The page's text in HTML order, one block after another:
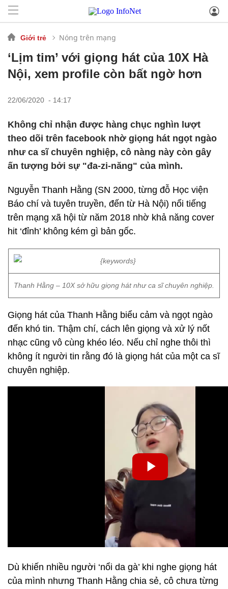
Giới trẻ Nóng trên mạng
‘Lịm tim’ với giọng hát của 10X Hà
Nội, xem profile còn bất ngờ hơn
22/06/2020 - 14:17
Không chỉ nhận được hàng chục nghìn lượt
theo dõi trên facebook nhờ giọng hát ngọt ngào
như ca sĩ chuyên nghiệp, cô nàng này còn gây
ấn tượng bởi sự "đa-zi-năng" của mình.
Nguyễn Thanh Hằng (SN 2000, từng đỗ Học viện
Báo chí và tuyên truyền, đến từ Hà Nội) nổi tiếng
trên mạng xã hội từ năm 2018 nhờ khả năng cover
hit ‘đỉnh’ không kém gì bản gốc.
Thanh Hằng – 10X sở hữu giọng hát như ca sĩ chuyên nghiệp.
Giọng hát của Thanh Hằng biểu cảm và ngọt ngào
đến khó tin. Thậm chí, cách lên giọng và xử lý nốt
nhạc cũng vô cùng khéo léo. Nếu chỉ nghe thôi thì
không ít người tin rằng đó là giọng hát của một ca sĩ
chuyên nghiệp.
Dù khiến nhiều người ‘nổi da gà’ khi nghe giọng hát
của mình nhưng Thanh Hằng chia sẻ, cô chưa từng